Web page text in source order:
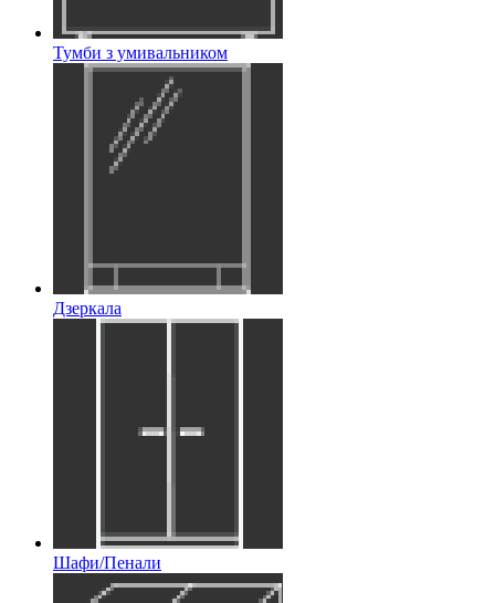
Тумби з умивальником
Дзеркала
Шафи/Пенали